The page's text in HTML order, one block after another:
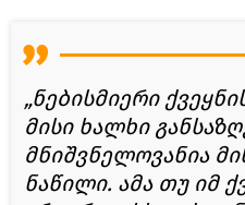
„ნებისმიერი
მისი ხალხი
მნიშვნელოვანია
ნაწილი. ამა თუ იმ